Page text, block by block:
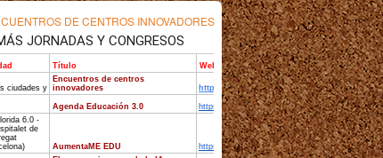
DE CENTROS INNOVADORES